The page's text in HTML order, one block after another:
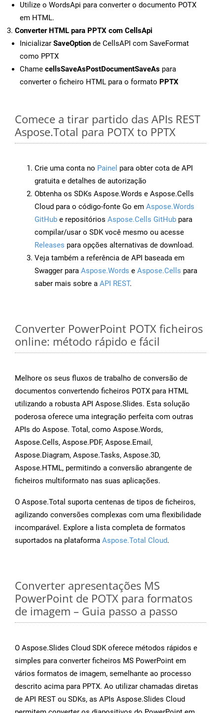
Utilize o WordsApi para converter o documento POTX
em HTML.
Converter HTML para PPTX com CellsApi
Inicializar SaveOption de CellsAPI com SaveFormat
como PPTX
Chame cellsSaveAsPostDocumentSaveAs para
converter o ficheiro HTML para o formato PPTX
Comece a tirar partido das APIs REST
Aspose.Total para POTX to PPTX
Crie uma conta no Painel para obter cota de API
gratuita e detalhes de autorização
Obtenha os SDKs Aspose.Words e Aspose.Cells
Cloud para o código-fonte Go em Aspose.Words
GitHub e repositórios Aspose.Cells GitHub para
compilar/usar o SDK você mesmo ou acesse
Releases para opções alternativas de download.
Veja também a referência de API baseada em
Swagger para Aspose.Words e Aspose.Cells para
saber mais sobre a API REST.
Converter PowerPoint POTX ficheiros
online: método rápido e fácil
Melhore os seus fluxos de trabalho de conversão de
documentos convertendo ficheiros POTX para HTML
utilizando a robusta API Aspose.Slides. Esta solução
poderosa oferece uma integração perfeita com outras
APIs do Aspose. Total, como Aspose.Words,
Aspose.Cells, Aspose.PDF, Aspose.Email,
Aspose.Diagram, Aspose.Tasks, Aspose.3D,
Aspose.HTML, permitindo a conversão abrangente de
ficheiros multiformato nas suas aplicações.
O Aspose.Total suporta centenas de tipos de ficheiros,
agilizando conversões complexas com uma flexibilidade
incomparável. Explore a lista completa de formatos
suportados na plataforma Aspose.Total Cloud.
Converter apresentações MS
PowerPoint de POTX para formatos
de imagem – Guia passo a passo
O Aspose.Slides Cloud SDK oferece métodos rápidos e
simples para converter ficheiros MS PowerPoint em
vários formatos de imagem, semelhante ao processo
descrito acima para PPTX. Ao utilizar chamadas diretas
de API REST ou SDKs, as APIs Aspose.Slides Cloud